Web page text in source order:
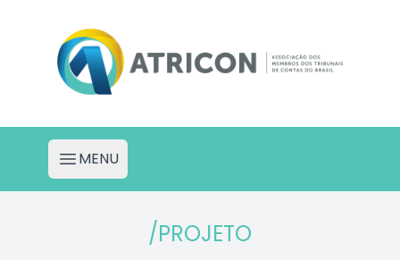
Atricon - Portal de Projetos
Abrir menu
MENU
/PROJETO